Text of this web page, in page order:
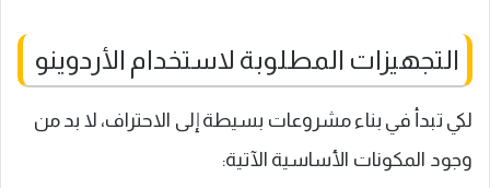
التجهيزات المطلوبة لاستخدام الأردوينو
لكي تبدأ في بناء مشروعات بسيطة إلى الاحتراف، لا بد من
وجود المكونات الأساسية الآتية: